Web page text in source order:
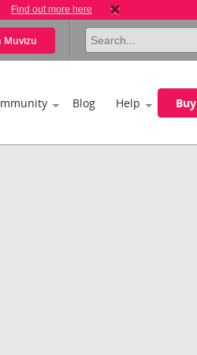
Find out more here
Muvizu
Blog Help Buy